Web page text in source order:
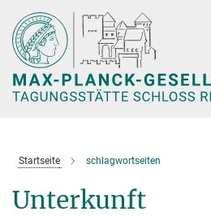
Hauptinhalt
Startseite schlagwortseiten
Unterkunft